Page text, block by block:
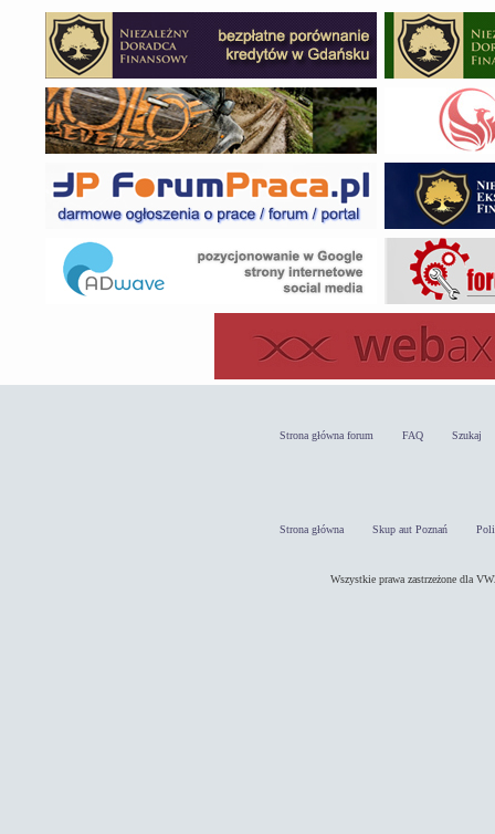
Strona główna forum FAQ Szukaj
Strona główna Skup aut Poznań
Wszystkie prawa zastrzeżone dla